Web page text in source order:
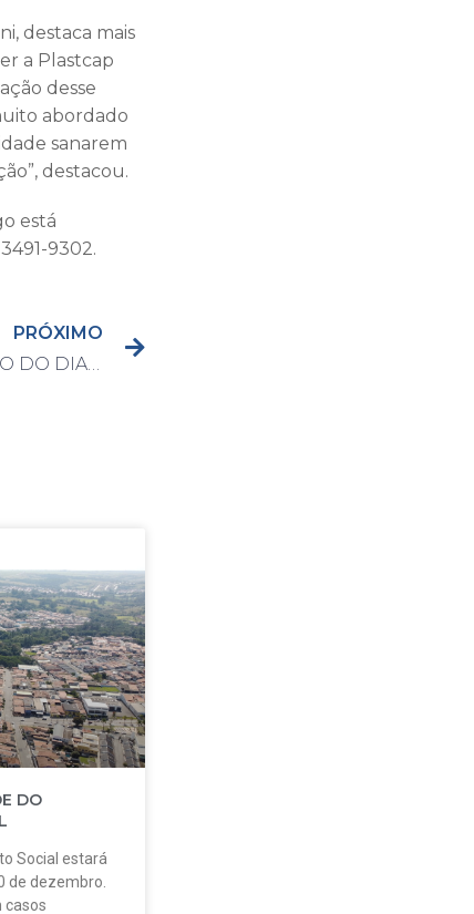
destaca mais
a Plastcap
desse
abordado
sanarem
destacou.
está
9302.
PRÓXIMO
BOLETIM EPIDEMIOLÓGICO DO DIA 11/11/2021
DO
Social estará
de dezembro.
casos